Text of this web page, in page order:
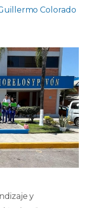
Colorado
y